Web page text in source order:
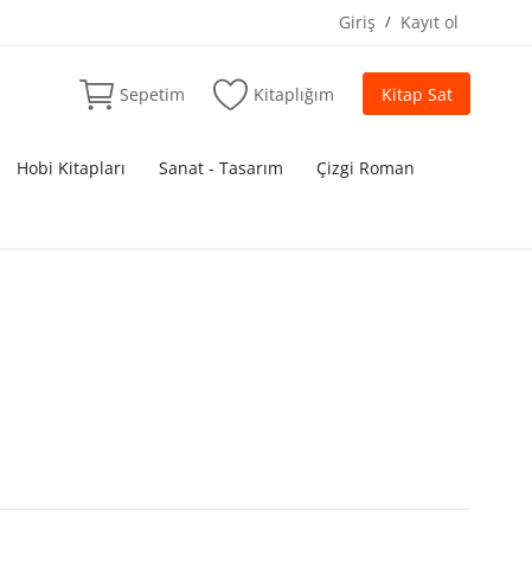
Giriş / Kayıt ol
Sepetim Kitaplığım Kitap Sat
Hobi Kitapları Sanat - Tasarım Çizgi Roman